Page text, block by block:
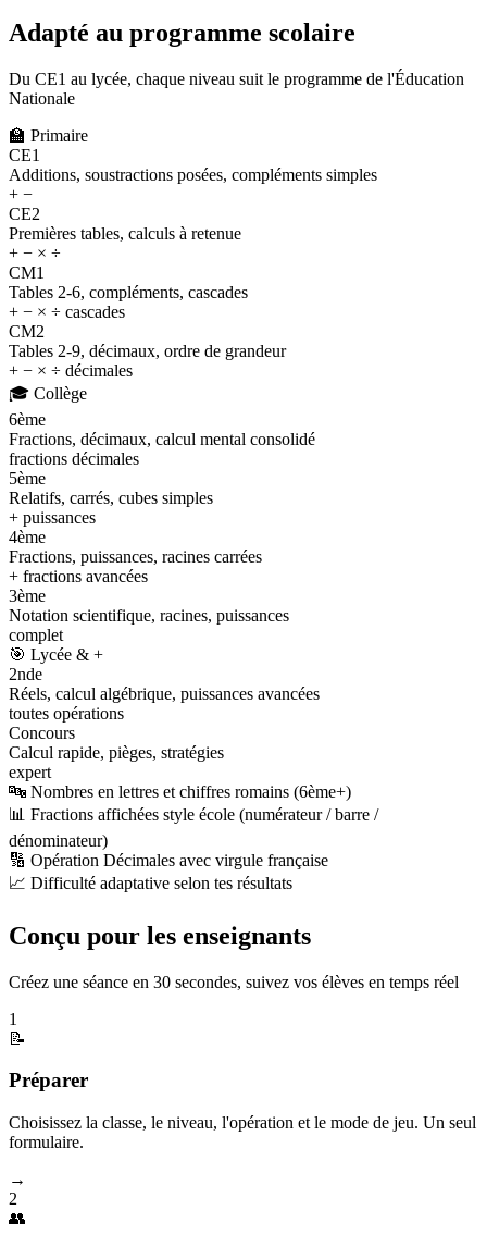
Adapté au programme scolaire
Du CE1 au lycée, chaque niveau suit le programme de l'Éducation
Nationale
🏫 Primaire
CE1
Additions, soustractions posées, compléments simples
+ −
CE2
Premières tables, calculs à retenue
+ − × ÷
CM1
Tables 2-6, compléments, cascades
+ − × ÷ cascades
CM2
Tables 2-9, décimaux, ordre de grandeur
+ − × ÷ décimales
🎓 Collège
6ème
Fractions, décimaux, calcul mental consolidé
fractions décimales
5ème
Relatifs, carrés, cubes simples
+ puissances
4ème
Fractions, puissances, racines carrées
+ fractions avancées
3ème
Notation scientifique, racines, puissances
complet
🎯 Lycée & +
2nde
Réels, calcul algébrique, puissances avancées
toutes opérations
Concours
Calcul rapide, pièges, stratégies
expert
🔤 Nombres en lettres et chiffres romains (6ème+)
📊 Fractions affichées style école (numérateur / barre /
dénominateur)
🔢 Opération Décimales avec virgule française
📈 Difficulté adaptative selon tes résultats
Conçu pour les enseignants
Créez une séance en 30 secondes, suivez vos élèves en temps réel
1
📝
Préparer
Choisissez la classe, le niveau, l'opération et le mode de jeu. Un seul
formulaire.
→
2
👥